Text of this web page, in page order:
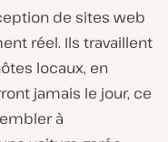
de sites web
réel. Ils travaillent
locaux, en
jamais le jour, ce
à